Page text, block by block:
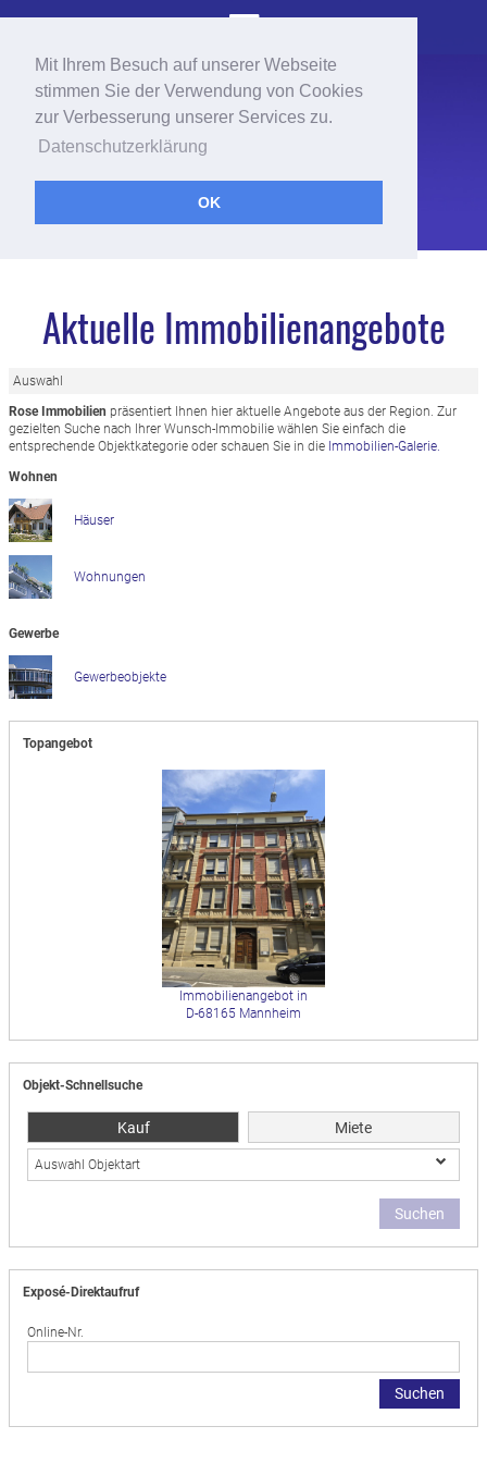
Mit Ihrem Besuch auf unserer Webseite
stimmen Sie der Verwendung von Cookies
zur Verbesserung unserer Services zu.
Datenschutzerklärung
OK
Aktuelle Immobilienangebote
Auswahl
Rose Immobilien präsentiert Ihnen hier aktuelle Angebote aus der Region. Zur
gezielten Suche nach Ihrer Wunsch-Immobilie wählen Sie einfach die
entsprechende Objektkategorie oder schauen Sie in die Immobilien-Galerie.
Wohnen
Häuser
Wohnungen
Gewerbe
Gewerbeobjekte
Topangebot
Immobilienangebot in
D-68165 Mannheim
Objekt-Schnellsuche
Kauf Miete
Auswahl Objektart
Suchen
Exposé-Direktaufruf
Online-Nr.
Suchen